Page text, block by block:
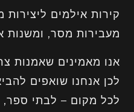
קירות אילמים
מעבירות מסר, ומשנות
אנו מאמינים שאמנות
לכן אנחנו שואפים
לכל מקום – לבתי ספר,